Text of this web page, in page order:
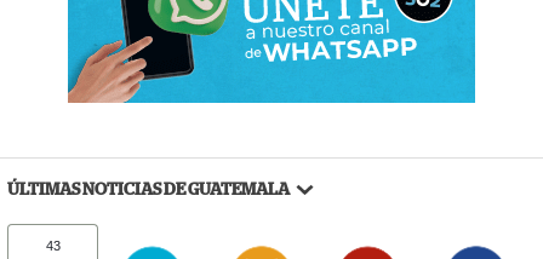
ÚLTIMAS NOTICIAS DE GUATEMALA
43